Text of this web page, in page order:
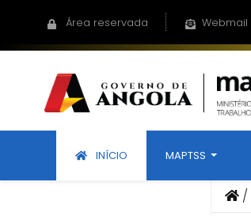
Área reservada Webmail
INÍCIO MAPTSS
/